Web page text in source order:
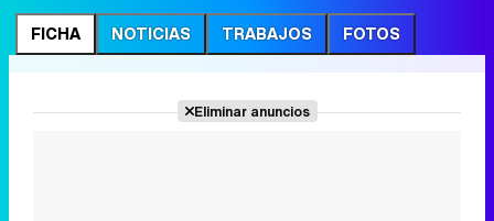
FICHA NOTICIAS TRABAJOS FOTOS
Eliminar anuncios